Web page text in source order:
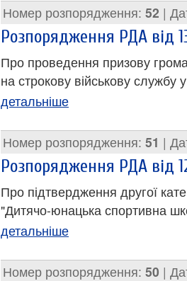
Номер розпорядження: 52 |
Розпорядження РДА від
Про проведення призову
на строкову військову службу
детальніше
Номер розпорядження: 51 |
Розпорядження РДА від
Про підтвердження другої
"Дитячо-юнацька спортивна
детальніше
Номер розпорядження: 50 |